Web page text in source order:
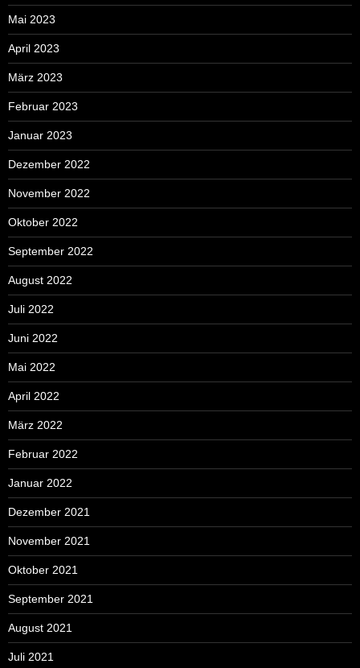
Mai 2023
April 2023
März 2023
Februar 2023
Januar 2023
Dezember 2022
November 2022
Oktober 2022
September 2022
August 2022
Juli 2022
Juni 2022
Mai 2022
April 2022
März 2022
Februar 2022
Januar 2022
Dezember 2021
November 2021
Oktober 2021
September 2021
August 2021
Juli 2021